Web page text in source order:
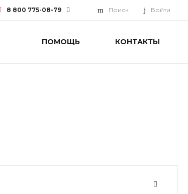
8 800 775-08-79 Поиск Войти
ПОМОЩЬ КОНТАКТЫ